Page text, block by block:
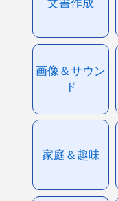
画像＆サウン
ド
家庭＆趣味